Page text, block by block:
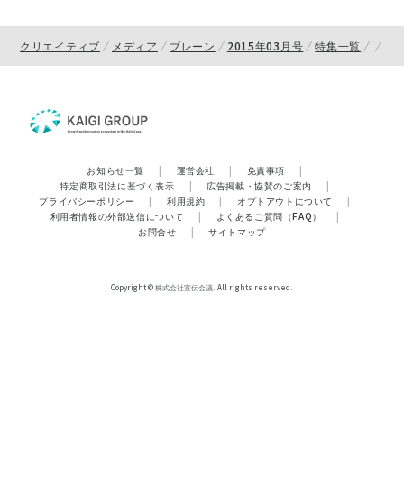
クリエイティブ メディア ブレーン 2015年03月号 特集一覧
お知らせ一覧 | 運営会社 | 免責事項
|
特定商取引法に基づく表示
| 広告掲載・協賛のご案内
|
プライバシーポリシー
| 利用規約 | オプトアウトについて
|
利用者情報の外部送信について
| よくあるご質問（FAQ）
|
お問合せ
| サイトマップ
Copyright © 株式会社宣伝会議. All rights reserved.